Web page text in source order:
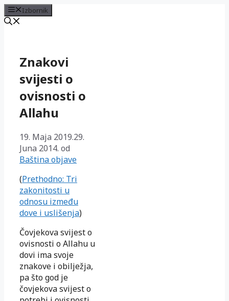
Izbornik
sadržajZnakovi
svijesti o
ovisnosti o
Allahu
19. Maja 2019.29.
Juna 2014. od
Baština objave
(Prethodno: Tri
zakonitosti u
odnosu između
dove i uslišenja)
Čovjekova svijest o
ovisnosti o Allahu u
dovi ima svoje
znakove i obilježja,
pa što god je
čovjekova svijest o